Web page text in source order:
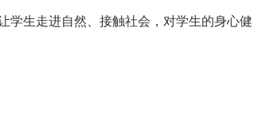
学生走进自然、接触社会，对学生的身心健